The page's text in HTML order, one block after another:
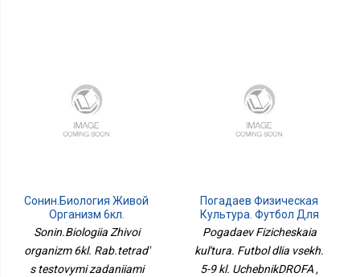
Сонин.Биология Живой
Организм 6кл.
Раб.тетрадь С
Тестовыми Заданиями
ЕГЭ. Сер.Сфера Жизни
Красный Пчелка
Sonin.Biologiia Zhivoi
organizm 6kl. Rab.tetrad'
s testovymi zadaniiami
Погадаев Физическая
Культура. Футбол Для
Всех. 5-9 Кл.
УчебникДРОФА
Pogadaev Fizicheskaia
kul'tura. Futbol dlia vsekh.
5-9 kl. UchebnikDROFA ,